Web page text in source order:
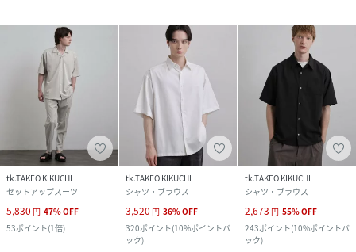
tk.TAKEO KIKUCHI
セットアップスーツ
5,830 円 47%OFF
53ポイント(1倍)
tk.TAKEO KIKUCHI
シャツ・ブラウス
3,520 円 36%OFF
320ポイント(10%ポイントバ
ック)
tk.TAKEO KIKUCHI
シャツ・ブラウス
2,673 円 55%OFF
243ポイント(10%ポイントバ
ック)